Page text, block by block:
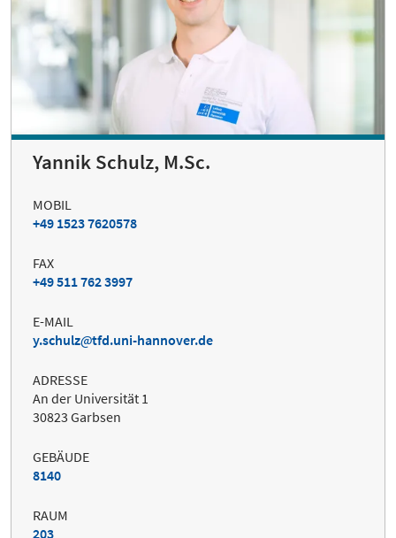
Yannik Schulz, M.Sc.
MOBIL
+49 1523 7620578
FAX
+49 511 762 3997
E-MAIL
y.schulz
tfd.uni-hannover.de
ADRESSE
An der Universität 1
30823 Garbsen
GEBÄUDE
8140
RAUM
203